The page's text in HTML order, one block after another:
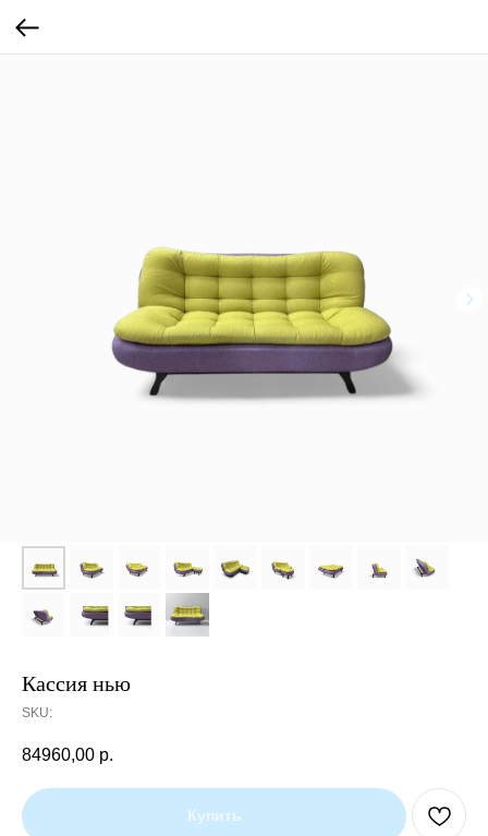
Кассия нью
SKU:
84960,00 р.
Купить